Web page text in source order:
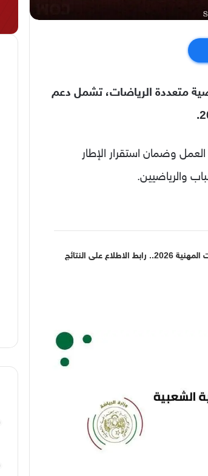
متعددة الرياضات، تشمل دعم
ظروف العمل وضمان استقرار الإطار
والرياضيين.
نتائج الامتحانات المهنية 2026.. رابط الاطلاع على النتائج